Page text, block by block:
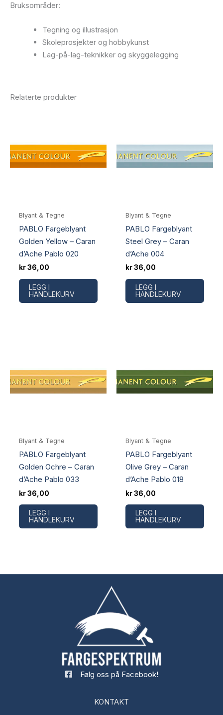
Bruksområder:
Tegning og illustrasjon
Skoleprosjekter og hobbykunst
Lag-på-lag-teknikker og skyggelegging
Relaterte produkter
Blyant & Tegne
PABLO Fargeblyant
Golden Yellow – Caran
d’Ache Pablo 020
kr36,00
LEGG I
HANDLEKURV
Blyant & Tegne
PABLO Fargeblyant
Steel Grey – Caran
d’Ache 004
kr36,00
LEGG I
HANDLEKURV
Blyant & Tegne
PABLO Fargeblyant
Golden Ochre – Caran
d’Ache Pablo 033
kr36,00
LEGG I
HANDLEKURV
Blyant & Tegne
PABLO Fargeblyant
Olive Grey – Caran
d’Ache Pablo 018
kr36,00
LEGG I
HANDLEKURV
Følg oss på Facebook!
KONTAKT